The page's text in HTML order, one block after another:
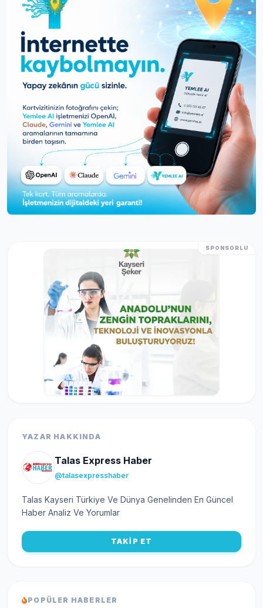
SPONSORLU
YAZAR HAKKINDA
Talas Express Haber
@talasexpresshaber
Talas Kayseri Türkiye Ve Dünya Genelinden En Güncel
Haber Analiz Ve Yorumlar
TAKİP ET
POPÜLER HABERLER